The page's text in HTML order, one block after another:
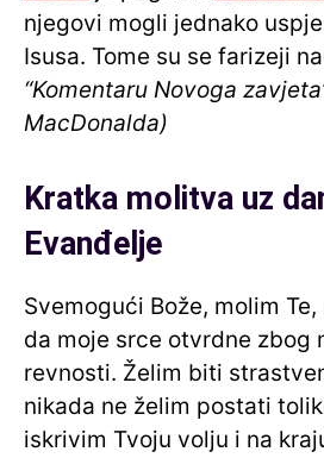
njegovi mogli jednako
Isusa. Tome su se farizeji
“Komentaru Novoga
MacDonalda)
Kratka molitva uz
Evanđelje
Svemogući Bože, molim
da moje srce otvrdne zbog
revnosti. Želim biti
nikada ne želim postati
iskrivim Tvoju volju i na